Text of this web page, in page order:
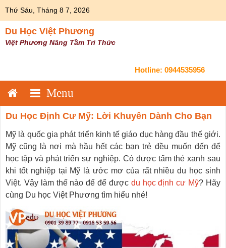
Thứ Sáu, Tháng 8 7, 2026
Du Học Việt Phương
Việt Phương Nâng Tầm Tri Thức
Hotline: 0944535956
Du Học Định Cư Mỹ: Lời Khuyên Dành Cho Bạn
Mỹ là quốc gia phát triển kinh tế giáo dục hàng đầu thế giới.
Mỹ cũng là nơi mà hầu hết các bạn trẻ đều muốn đến để
học tập và phát triển sự nghiệp. Có được tấm thẻ xanh sau
khi tốt nghiệp tại Mỹ là ước mơ của rất nhiều du học sinh
Việt. Vậy làm thế nào để để được du học định cư Mỹ? Hãy
cùng Du học Việt Phương tìm hiểu nhé!